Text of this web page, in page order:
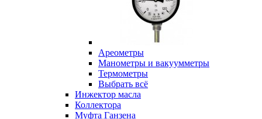
Ареометры
Манометры и вакуумметры
Термометры
Выбрать всё
Инжектор масла
Коллектора
Муфта Ганзена